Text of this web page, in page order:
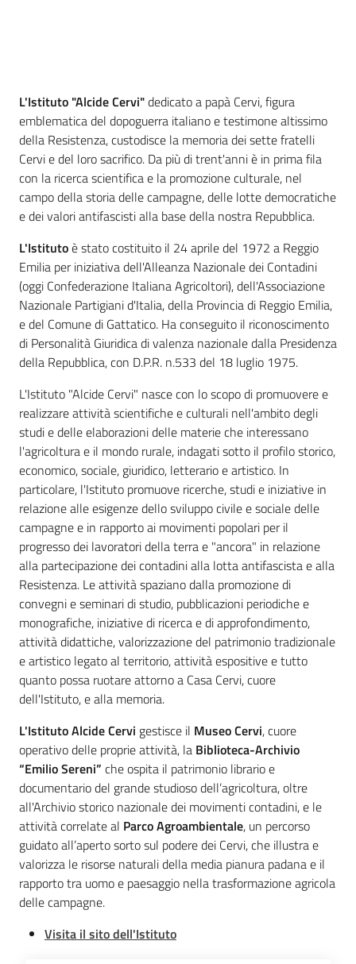
Assemblea
Assemblea
Attività
Argomenti
Per i media
Per i cittadini
L'Istituto "Alcide Cervi"dedicato a papà Cervi, figura
emblematica del dopoguerra italiano e testimone altissimo
della Resistenza, custodisce la memoria dei sette fratelli
Cervi e del loro sacrifico. Da più di trent'anni è in prima fila
con la ricerca scientifica e la promozione culturale, nel
campo della storia delle campagne, delle lotte democratiche
e dei valori antifascisti alla base della nostra Repubblica.
L'Istitutoè stato costituito il 24 aprile del 1972 a Reggio
Emilia per iniziativa dell'Alleanza Nazionale dei Contadini
(oggi Confederazione Italiana Agricoltori), dell'Associazione
Nazionale Partigiani d'Italia, della Provincia di Reggio Emilia,
e del Comune di Gattatico. Ha conseguito il riconoscimento
di Personalità Giuridica di valenza nazionale dalla Presidenza
della Repubblica, con D.P.R. n.533 del 18 luglio 1975.
L'Istituto "Alcide Cervi" nasce con lo scopo di promuovere e
realizzare attività scientifiche e culturali nell'ambito degli
studi e delle elaborazioni delle materie che interessano
l'agricoltura e il mondo rurale, indagati sotto il profilo storico,
economico, sociale, giuridico, letterario e artistico. In
particolare, l'Istituto promuove ricerche, studi e iniziative in
relazione alle esigenze dello sviluppo civile e sociale delle
campagne e in rapporto ai movimenti popolari per il
progresso dei lavoratori della terra e "ancora" in relazione
alla partecipazione dei contadini alla lotta antifascista e alla
Resistenza. Le attività spaziano dalla promozione di
convegni e seminari di studio, pubblicazioni periodiche e
monografiche, iniziative di ricerca e di approfondimento,
attività didattiche, valorizzazione del patrimonio tradizionale
e artistico legato al territorio, attività espositive e tutto
quanto possa ruotare attorno a Casa Cervi, cuore
dell'Istituto, e alla memoria.
L'Istituto Alcide Cervi gestisce il Museo Cervi, cuore
operativo delle proprie attività, la Biblioteca-Archivio
“Emilio Sereni” che ospita il patrimonio librario e
documentario del grande studioso dell’agricoltura, oltre
all'Archivio storico nazionale dei movimenti contadini, e le
attività correlate al Parco Agroambientale, un percorso
guidato all’aperto sorto sul podere dei Cervi, che illustra e
valorizza le risorse naturali della media pianura padana e il
rapporto tra uomo e paesaggio nella trasformazione agricola
delle campagne.
Visita il sito dell'Istituto